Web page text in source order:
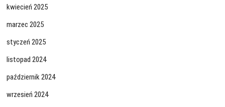
kwiecień 2025
marzec 2025
styczeń 2025
listopad 2024
październik 2024
wrzesień 2024